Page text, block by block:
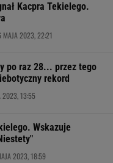
Kacpra Tekielego.
MAJA 2023, 22:21
po raz 28... przez tego
rekord
2023, 13:55
Wskazuje
2023, 18:59